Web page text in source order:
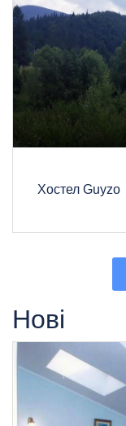
Хостел Guyzo
Нові